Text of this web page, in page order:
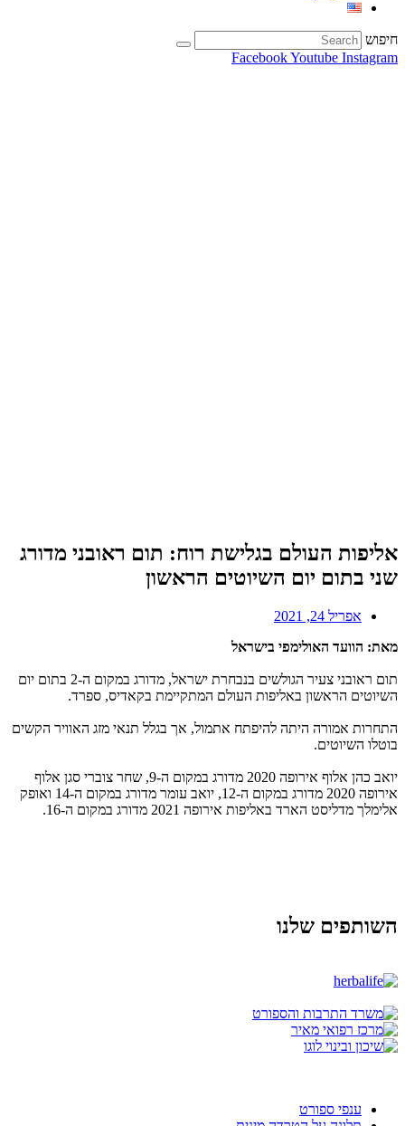
חיפוש
FacebookYoutube Instagram
אליפות העולם בגלישת רוח: תום ראובני מדורג
שני בתום יום השיוטים הראשון
אפריל 24, 2021
מאת: הוועד האולימפי בישראל
תום ראובני צעיר הגולשים בנבחרת ישראל, מדורג במקום ה-2 בתום יום
השיוטים הראשון באליפות העולם המתקיימת בקאדיס, ספרד.
התחרות אמורה היתה להיפתח אתמול, אך בגלל תנאי מזג האוויר הקשים
בוטלו השיוטים.
יואב כהן אלוף אירופה 2020 מדורג במקום ה-9, שחר צוברי סגן אלוף
אירופה 2020 מדורג במקום ה-12, יואב עומר מדורג במקום ה-14 ואופק
אלימלך מדליסט הארד באליפות אירופה 2021 מדורג במקום ה-16.
השותפים שלנו
ענפי ספורט